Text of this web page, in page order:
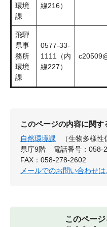
環境
課
線216）
飛騨
県事
務所
環境
課
0577-33-
1111（内
線227）
このページの内容に関す
自然環境課
（生物多様性
県庁9階
電話番号：058-
FAX：058-278-2602
メールでのお問い合わせは
このペー